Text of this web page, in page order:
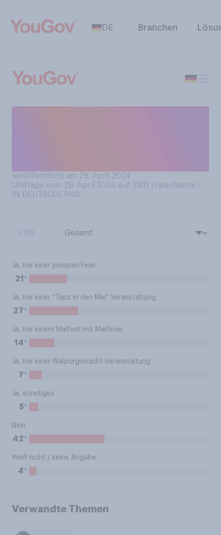
DE Branchen
Veröffentlicht am 29. April 2024
Umfrage vom 29. April 2024 auf 2931
Erwachsene /
IN DEUTSCHLAND
Ja, bei einer privaten Feier
21 %
Ja, bei einer “Tanz in den Mai” Veranstaltung
27%
Ja, bei einem Maifest mit Maifeuer
14%
Ja, bei einer Walpurgisnacht-Veranstaltung
7%
Ja, sonstiges
5%
Nein
42%
Weiß nicht / keine Angabe
4%
Verwandte Themen